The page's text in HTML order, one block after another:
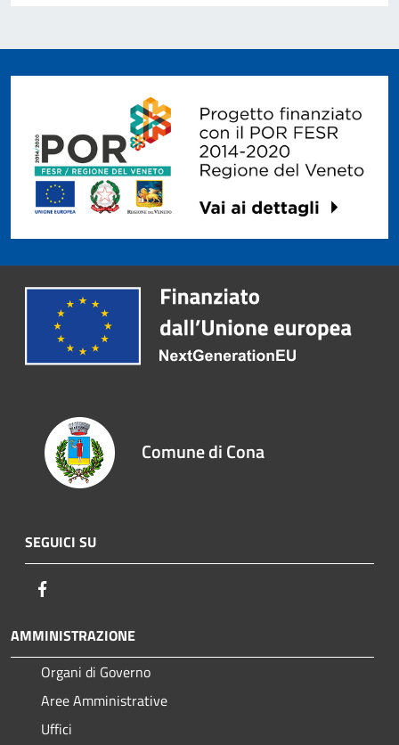
Comune di Cona
SEGUICI SU
AMMINISTRAZIONE
Organi di Governo
Aree Amministrative
Uffici